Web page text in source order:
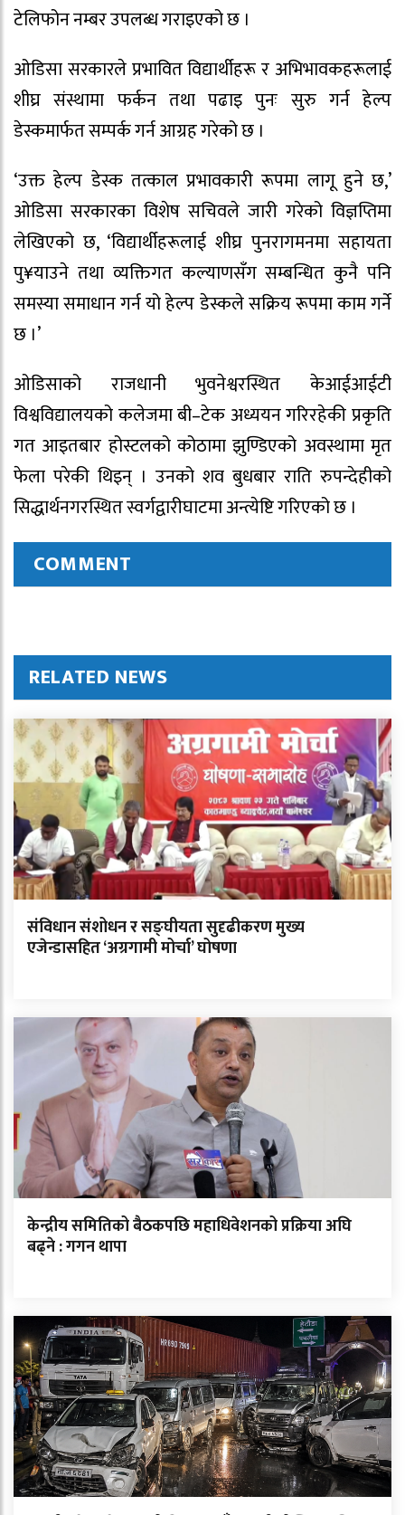
टेलिफोन नम्बर उपलब्ध गराइएको छ ।
ओडिसा सरकारले प्रभावित विद्यार्थीहरू र अभिभावकहरूलाई
शीघ्र संस्थामा फर्कन तथा पढाइ पुनः सुरु गर्न हेल्प
डेस्कमार्फत सम्पर्क गर्न आग्रह गरेको छ ।
‘उक्त हेल्प डेस्क तत्काल प्रभावकारी रूपमा लागू हुने छ,’
ओडिसा सरकारका विशेष सचिवले जारी गरेको विज्ञप्तिमा
लेखिएको छ, ‘विद्यार्थीहरूलाई शीघ्र पुनरागमनमा सहायता
पु¥याउने तथा व्यक्तिगत कल्याणसँग सम्बन्धित कुनै पनि
समस्या समाधान गर्न यो हेल्प डेस्कले सक्रिय रूपमा काम गर्ने
छ ।’
ओडिसाको राजधानी भुवनेश्वरस्थित केआईआईटी
विश्वविद्यालयको कलेजमा बी–टेक अध्ययन गरिरहेकी प्रकृति
गत आइतबार होस्टलको कोठामा झुण्डिएको अवस्थामा मृत
फेला परेकी थिइन् । उनको शव बुधबार राति रुपन्देहीको
सिद्धार्थनगरस्थित स्वर्गद्वारीघाटमा अन्त्येष्टि गरिएको छ ।
COMMENT
RELATED NEWS
संविधान संशोधन र सङ्घीयता सुदृढीकरण मुख्य
एजेन्डासहित ‘अग्रगामी मोर्चा’ घोषणा
केन्द्रीय समितिको बैठकपछि महाधिवेशनको प्रक्रिया अघि
बढ्ने : गगन थापा